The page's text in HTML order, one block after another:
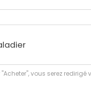
vous serez redirigé